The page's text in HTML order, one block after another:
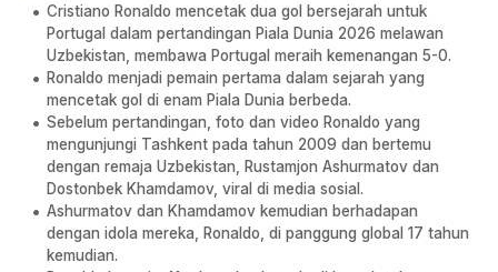
Cristiano Ronaldo mencetak dua gol bersejarah untuk
Portugal dalam pertandingan Piala Dunia 2026 melawan
Uzbekistan, membawa Portugal meraih kemenangan 5-0.
Ronaldo menjadi pemain pertama dalam sejarah yang
mencetak gol di enam Piala Dunia berbeda.
Sebelum pertandingan, foto dan video Ronaldo yang
mengunjungi Tashkent pada tahun 2009 dan bertemu
dengan remaja Uzbekistan, Rustamjon Ashurmatov dan
Dostonbek Khamdamov, viral di media sosial.
Ashurmatov dan Khamdamov kemudian berhadapan
dengan idola mereka, Ronaldo, di panggung global 17 tahun
kemudian.